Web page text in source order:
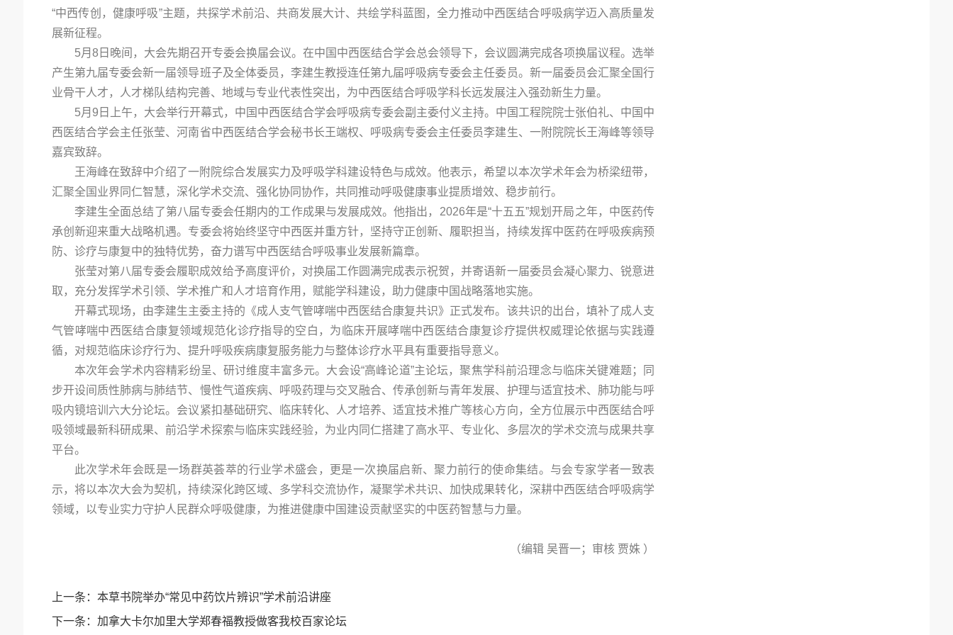
“中西传创，健康呼吸”主题，共探学术前沿、共商发展大计、共绘学科蓝图，全力推动中西医结合呼吸病学迈入高质量发
展新征程。
5月8日晚间，大会先期召开专委会换届会议。在中国中西医结合学会总会领导下，会议圆满完成各项换届议程。选举
产生第九届专委会新一届领导班子及全体委员，李建生教授连任第九届呼吸病专委会主任委员。新一届委员会汇聚全国行
业骨干人才，人才梯队结构完善、地域与专业代表性突出，为中西医结合呼吸学科长远发展注入强劲新生力量。
5月9日上午，大会举行开幕式，中国中西医结合学会呼吸病专委会副主委付义主持。中国工程院院士张伯礼、中国中
西医结合学会主任张莹、河南省中西医结合学会秘书长王端权、呼吸病专委会主任委员李建生、一附院院长王海峰等领导
嘉宾致辞。
王海峰在致辞中介绍了一附院综合发展实力及呼吸学科建设特色与成效。他表示，希望以本次学术年会为桥梁纽带，
汇聚全国业界同仁智慧，深化学术交流、强化协同协作，共同推动呼吸健康事业提质增效、稳步前行。
李建生全面总结了第八届专委会任期内的工作成果与发展成效。他指出，2026年是“十五五”规划开局之年，中医药传
承创新迎来重大战略机遇。专委会将始终坚守中西医并重方针，坚持守正创新、履职担当，持续发挥中医药在呼吸疾病预
防、诊疗与康复中的独特优势，奋力谱写中西医结合呼吸事业发展新篇章。
张莹对第八届专委会履职成效给予高度评价，对换届工作圆满完成表示祝贺，并寄语新一届委员会凝心聚力、锐意进
取，充分发挥学术引领、学术推广和人才培育作用，赋能学科建设，助力健康中国战略落地实施。
开幕式现场，由李建生主委主持的《成人支气管哮喘中西医结合康复共识》正式发布。该共识的出台，填补了成人支
气管哮喘中西医结合康复领域规范化诊疗指导的空白，为临床开展哮喘中西医结合康复诊疗提供权威理论依据与实践遵
循，对规范临床诊疗行为、提升呼吸疾病康复服务能力与整体诊疗水平具有重要指导意义。
本次年会学术内容精彩纷呈、研讨维度丰富多元。大会设“高峰论道”主论坛，聚焦学科前沿理念与临床关键难题；同
步开设间质性肺病与肺结节、慢性气道疾病、呼吸药理与交叉融合、传承创新与青年发展、护理与适宜技术、肺功能与呼
吸内镜培训六大分论坛。会议紧扣基础研究、临床转化、人才培养、适宜技术推广等核心方向，全方位展示中西医结合呼
吸领域最新科研成果、前沿学术探索与临床实践经验，为业内同仁搭建了高水平、专业化、多层次的学术交流与成果共享
平台。
此次学术年会既是一场群英荟萃的行业学术盛会，更是一次换届启新、聚力前行的使命集结。与会专家学者一致表
示，将以本次大会为契机，持续深化跨区域、多学科交流协作，凝聚学术共识、加快成果转化，深耕中西医结合呼吸病学
领域，以专业实力守护人民群众呼吸健康，为推进健康中国建设贡献坚实的中医药智慧与力量。
（编辑 吴晋一；审核 贾姝 ）
上一条： 本草书院举办“常见中药饮片辨识”学术前沿讲座
下一条： 加拿大卡尔加里大学郑春福教授做客我校百家论坛